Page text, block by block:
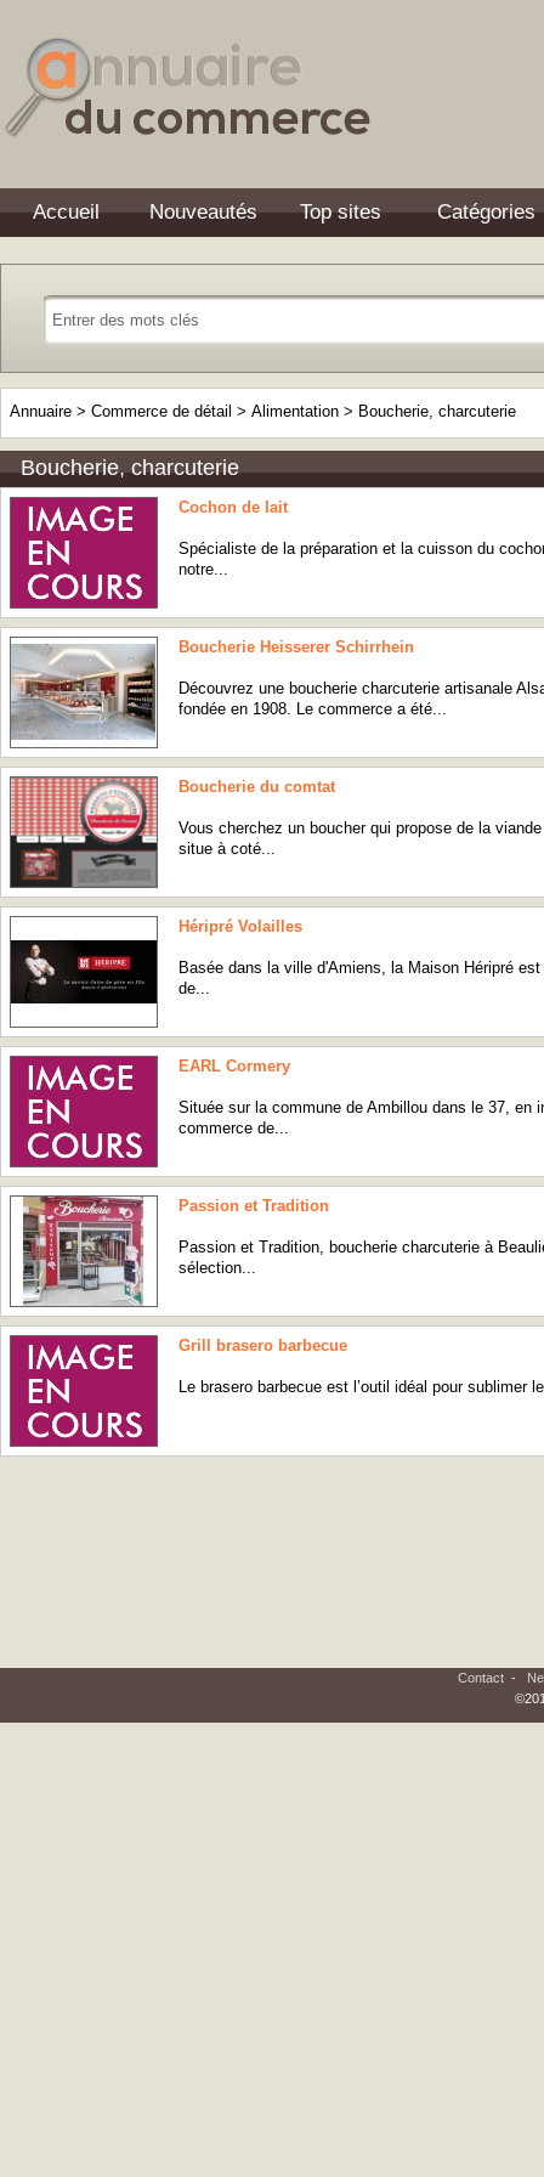
Accueil Nouveautés Top sites Catégories
Annuaire > Commerce de détail > Alimentation > Boucherie, charcuterie
Boucherie, charcuterie
Cochon de lait
Spécialiste de la préparation et la cuisson du
notre...
Boucherie Heisserer Schirrhein
Découvrez une boucherie charcuterie artisanale
fondée en 1908. Le commerce a été...
Boucherie du comtat
Vous cherchez un boucher qui propose de la
situe à coté...
Héripré Volailles
Basée dans la ville d'Amiens, la Maison Héripré
de...
EARL Cormery
Située sur la commune de Ambillou dans le 37, en
commerce de...
Passion et Tradition
Passion et Tradition, boucherie charcuterie à
sélection...
Grill brasero barbecue
Le brasero barbecue est l’outil idéal pour
Contact -